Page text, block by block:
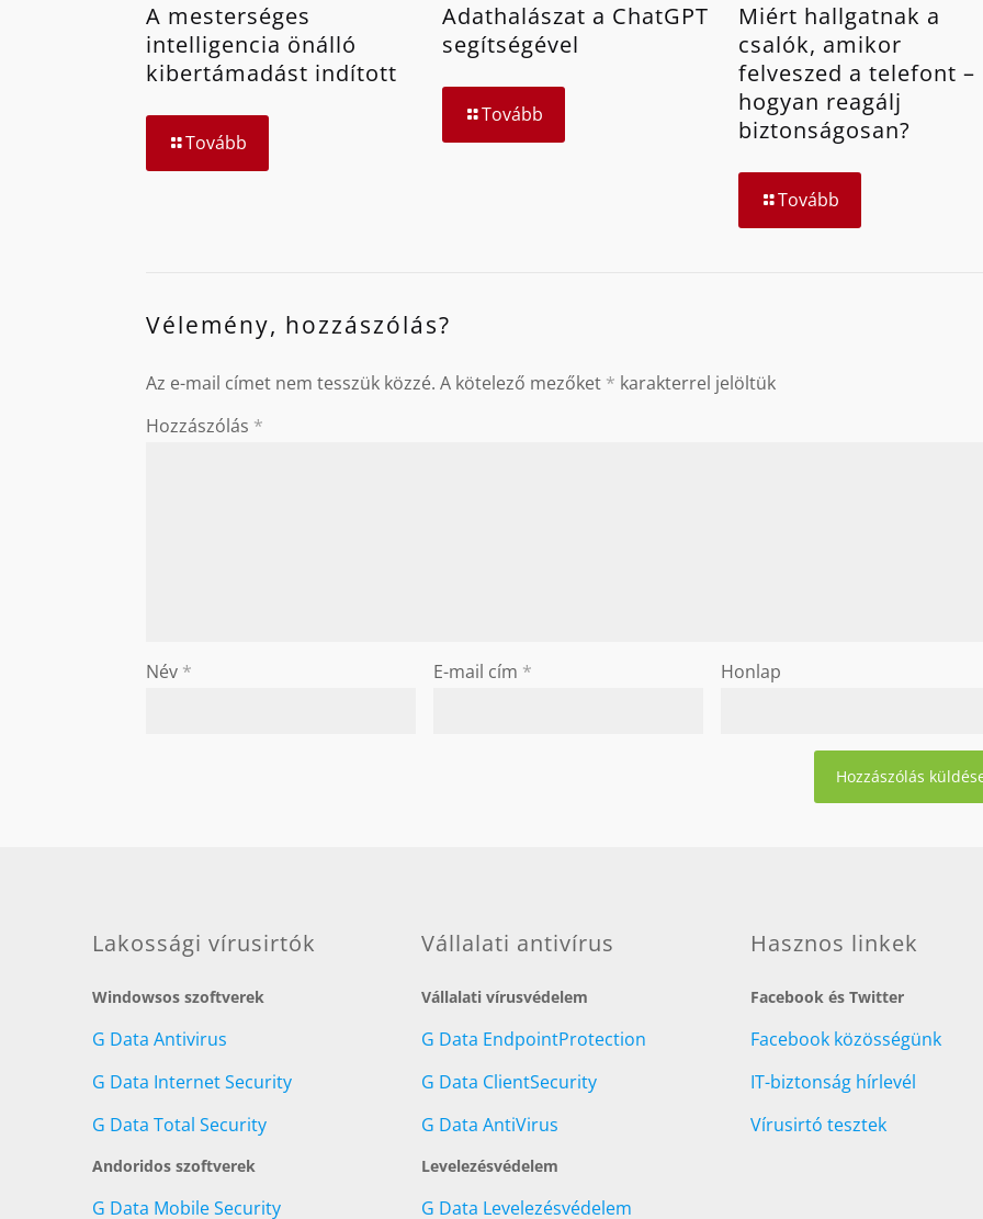
A mesterséges
intelligencia önálló
kibertámadást indított
Tovább
Adathalászat a ChatGPT
segítségével
Tovább
Miért hallgatnak a
csalók, amikor
felveszed a telefont –
hogyan reagálj
biztonságosan?
Tovább
Vélemény, hozzászólás?
Az e-mail címet nem tesszük közzé. A kötelező mezőket * karakterrel jelöltük
Hozzászólás *
Név * E-mail cím * Honlap
Lakossági vírusirtók
Windowsos szoftverek
G Data Antivirus
G Data Internet Security
G Data Total Security
Andoridos szoftverek
G Data Mobile Security
Vállalati antivírus
Vállalati vírusvédelem
G Data EndpointProtection
G Data ClientSecurity
G Data AntiVirus
Levelezésvédelem
G Data Levelezésvédelem
Hasznos linkek
Facebook és Twitter
Facebook közösségünk
IT-biztonság hírlevél
Vírusirtó tesztek